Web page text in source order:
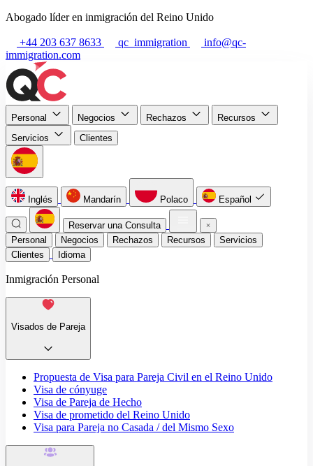
Abogado líder en inmigración del Reino Unido
+44 203 637 8633 qc_immigration
info@qc-
immigration.com
Personal Negocios Rechazos
Recursos
Servicios
Clientes
Inglés Mandarín Polaco Español
Reservar una Consulta
Personal
Negocios Rechazos Recursos
Servicios
Clientes
Idioma
Inmigración Personal
Visados de Pareja
Propuesta de Visa para Pareja Civil en el Reino Unido
Visa de cónyuge
Visa de Pareja de Hecho
Visa de prometido del Reino Unido
Visa para Pareja no Casada / del Mismo Sexo